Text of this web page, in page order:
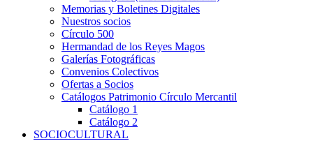
Memorias y Boletines Digitales
Nuestros socios
Círculo 500
Hermandad de los Reyes Magos
Galerías Fotográficas
Convenios Colectivos
Ofertas a Socios
Catálogos Patrimonio Círculo Mercantil
Catálogo 1
Catálogo 2
SOCIOCULTURAL